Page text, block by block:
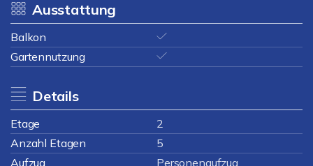
Ausstattung
Balkon
Gartennutzung
Details
Etage
2
Anzahl Etagen
5
Aufzug
Personenaufzug